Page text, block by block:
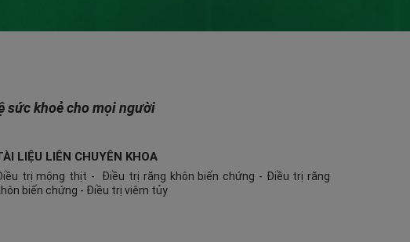
sức khoẻ cho mọi người
LIỆU LIÊN CHUYÊN KHOA
trị mộng thịt - Điều trị răng khôn biến chứng - Điều trị răng
biến chứng - Điều trị viêm tủy